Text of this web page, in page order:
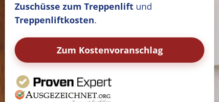
Zuschüsse zum Treppenlift und
Treppenliftkosten.
Zum Kostenvoranschlag